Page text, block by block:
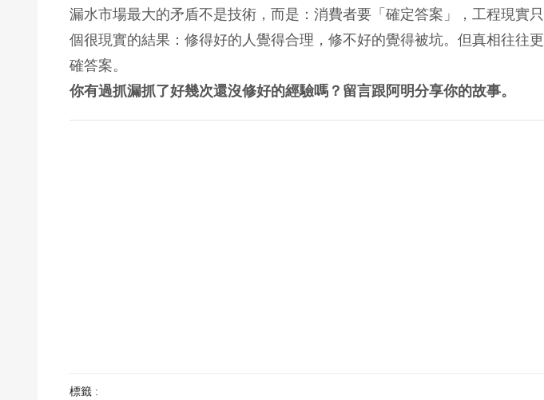
漏水市場最大的矛盾不是技術，而是：消費者要「確定答案」，工程現實
個很現實的結果：修得好的人覺得合理，修不好的覺得被坑。但真相往往
確答案。
你有過抓漏抓了好幾次還沒修好的經驗嗎？留言跟阿明分享你的故事。
標籤 :